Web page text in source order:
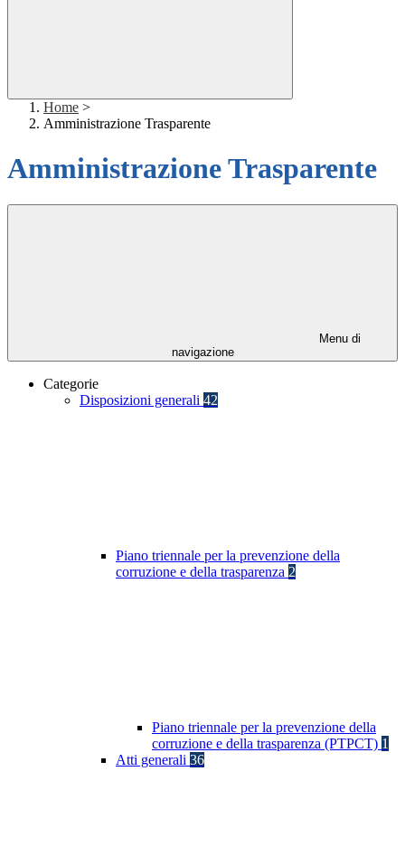
Home >
Amministrazione Trasparente
Amministrazione Trasparente
Menu di
navigazione
Categorie
Disposizioni generali 42
Piano triennale per la prevenzione della
corruzione e della trasparenza 2
Piano triennale per la prevenzione della
corruzione e della trasparenza (PTPCT) 1
Atti generali 36